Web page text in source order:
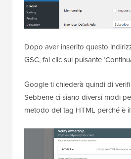
Dopo aver inserito questo
GSC, fai clic sul pulsante
Google ti chiederà quindi di
Sebbene ci siano diversi modi
metodo del tag HTML perché è